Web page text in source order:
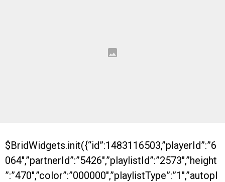
$BridWidgets.init({“id”:1483116503,”playerId”:”6
064″,”partnerId”:”5426″,”playlistId”:”2573″,”height
”:”470″,”color”:”000000″,”playlistType”:”1″,”autopl